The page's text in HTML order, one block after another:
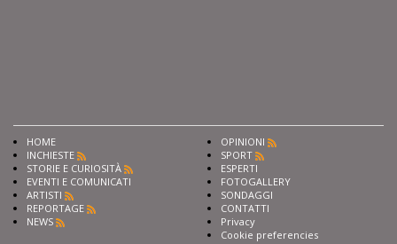
HOME
INCHIESTE
STORIE E CURIOSITÀ
EVENTI E COMUNICATI
ARTISTI
REPORTAGE
NEWS
OPINIONI
SPORT
ESPERTI
FOTOGALLERY
SONDAGGI
CONTATTI
Privacy
Cookie preferencies